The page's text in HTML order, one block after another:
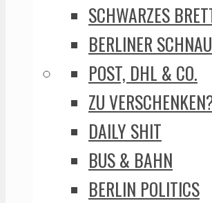
SCHWARZES
BERLINER
POST, DHL & CO.
ZU
DAILY SHIT
BUS & BAHN
BERLIN POLITICS